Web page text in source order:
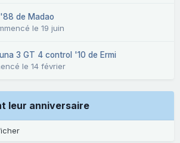
de Madao
le 19 juin
3 GT 4 control '10 de Ermi
le 14 février
leur anniversaire